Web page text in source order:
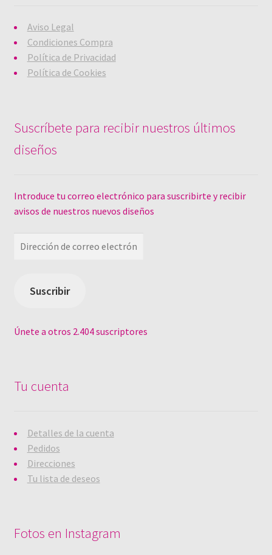
Aviso Legal
Condiciones Compra
Política de Privacidad
Política de Cookies
Suscríbete para recibir nuestros últimos
diseños
Introduce tu correo electrónico para suscribirte y recibir
avisos de nuestros nuevos diseños
Dirección
electrónico
Suscribir
Únete a otros 2.404 suscriptores
Tu cuenta
Detalles de la cuenta
Pedidos
Direcciones
Tu lista de deseos
Fotos en Instagram